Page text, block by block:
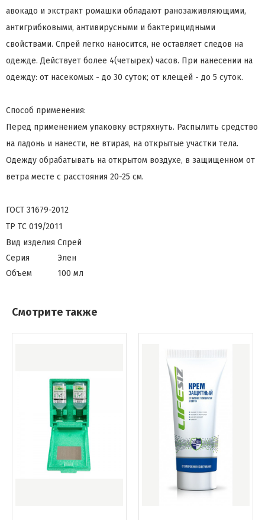
авокадо и экстракт ромашки обладают ранозаживляющими,
антигрибковыми, антивирусными и бактерицидными
свойствами. Спрей легко наносится, не оставляет следов на
одежде. Действует более 4(четырех) часов. При нанесении на
одежду: от насекомых - до 30 суток; от клещей - до 5 суток.
Способ применения:
Перед применением упаковку встряхнуть. Распылить средство
на ладонь и нанести, не втирая, на открытые участки тела.
Одежду обрабатывать на открытом воздухе, в защищенном от
ветра месте с расстояния 20-25 см.
ГОСТ 31679-2012
ТР ТС 019/2011
Вид изделия Спрей
Серия
Элен
Объем
100 мл
Смотрите также